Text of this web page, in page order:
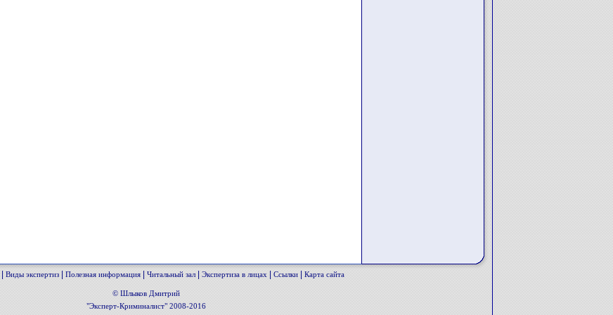
Виды экспертиз Полезная информация Читальный зал Экспертиза в лицах Ссылки Карта сайта
© Шлыков Дмитрий
"Эксперт-Криминалист" 2008-2016